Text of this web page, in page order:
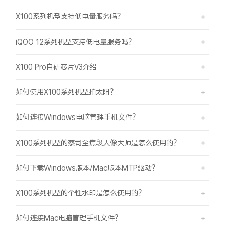
X100系列机型支持低电量服务吗？
iQOO 12系列机型支持低电量服务吗？
X100 Pro自研芯片V3介绍
如何使用X100系列机型拍太阳？
如何连接Windows电脑管理手机文件？
X100系列机型的蔡司全焦段人像大师是怎么使用的？
如何下载Windows版本/Mac版本MTP驱动？
X100系列机型的个性水印是怎么使用的？
如何连接Mac电脑管理手机文件？